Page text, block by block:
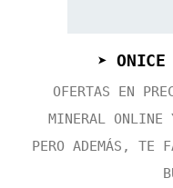
➤
OFERTAS EN
MINERAL ONLINE
PERO ADEMÁS, TE